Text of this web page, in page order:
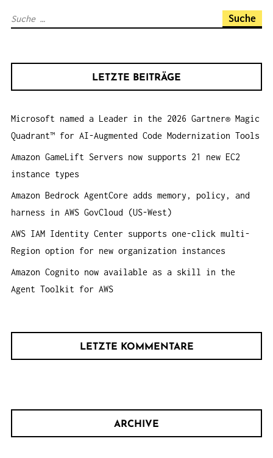
G
O
S
a
c
h
:
LETZTE BEITRÄGE
Microsoft named a Leader in the 2026 Gartner® Magic
Quadrant™ for AI-Augmented Code Modernization Tools
Amazon GameLift Servers now supports 21 new EC2
instance types
Amazon Bedrock AgentCore adds memory, policy, and
harness in AWS GovCloud (US-West)
AWS IAM Identity Center supports one-click multi-
Region option for new organization instances
Amazon Cognito now available as a skill in the
Agent Toolkit for AWS
LETZTE KOMMENTARE
ARCHIVE